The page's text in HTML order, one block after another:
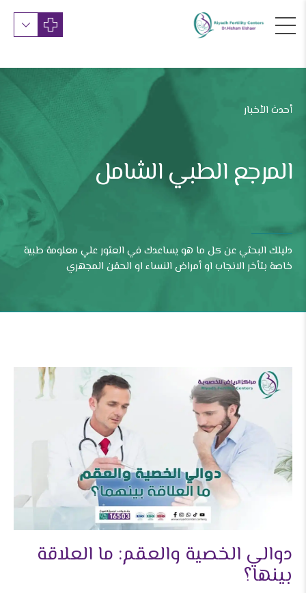
أحدث الأخبار
المرجع الطبي الشامل
دليلك البحثي عن كل ما هو يساعدك في العثور علي معلومة طبية
خاصة بتأخر الانجاب او أمراض النساء او الحقن المجهري
دوالي الخصية والعقم: ما العلاقة
بينها؟